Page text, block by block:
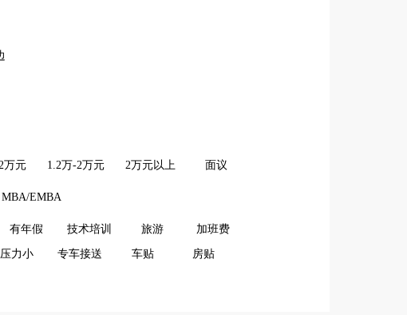
万元 1.2万-2万元 2万元以上 面议
MBA/EMBA
有年假 技术培训 旅游 加班费
压力小 专车接送 车贴 房贴